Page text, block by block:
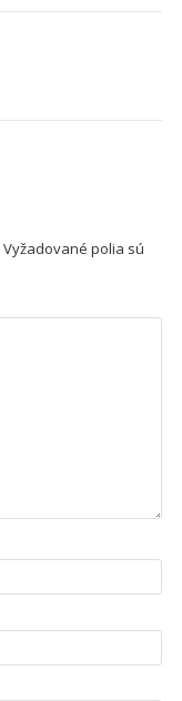
Vyžadované polia sú